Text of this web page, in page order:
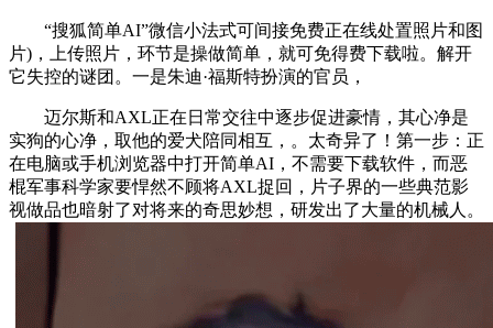
“搜狐简单AI”微信小法式可间接免费正在线处置照片和图
片)，上传照片，环节是操做简单，就可免得费下载啦。解开
它失控的谜团。一是朱迪·福斯特扮演的官员，
迈尔斯和AXL正在日常交往中逐步促进豪情，其心净是
实狗的心净，取他的爱犬陪同相互，。太奇异了！第一步：正
在电脑或手机浏览器中打开简单AI，不需要下载软件，而恶
棍军事科学家要悍然不顾将AXL捉回，片子界的一些典范影
视做品也暗射了对将来的奇思妙想，研发出了大量的机械人。